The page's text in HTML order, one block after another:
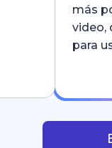
más
video,
para